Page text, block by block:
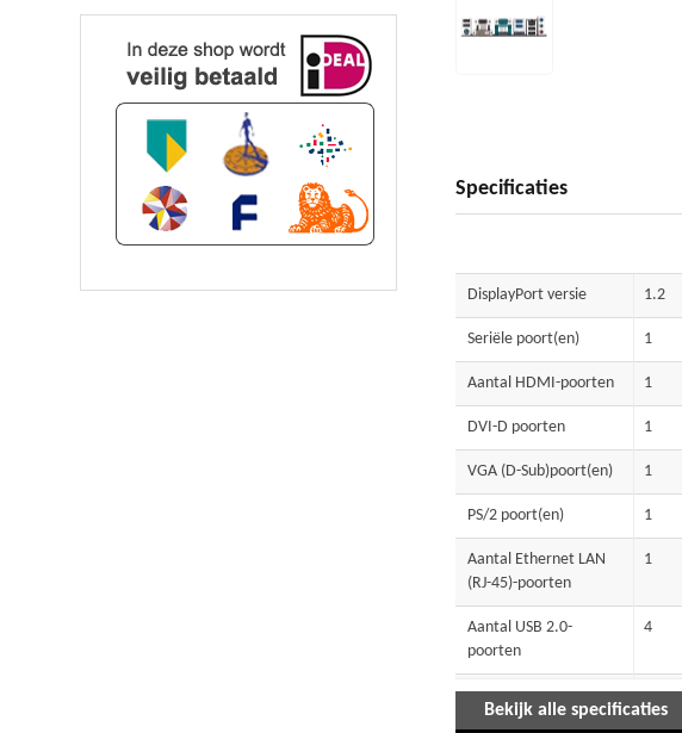
Specificaties
DisplayPort versie 1.2
Seriële poort(en) 1
Aantal HDMI-poorten 1
DVI-D poorten 1
VGA (D-Sub)poort(en) 1
PS/2 poort(en) 1
Aantal Ethernet LAN
(RJ-45)-poorten
1
Aantal USB 2.0-
poorten
4
HDMI versie 1.4
Bekijk alle specificaties